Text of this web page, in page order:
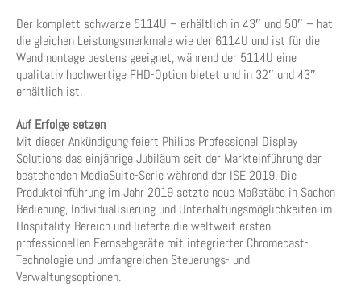
Der komplett schwarze 5114U – erhältlich in 43″ und 50″ – hat
die gleichen Leistungsmerkmale wie der 6114U und ist für die
Wandmontage bestens geeignet, während der 5114U eine
qualitativ hochwertige FHD-Option bietet und in 32″ und 43″
erhältlich ist.
Auf Erfolge setzen
Mit dieser Ankündigung feiert Philips Professional Display
Solutions das einjährige Jubiläum seit der Markteinführung der
bestehenden MediaSuite-Serie während der ISE 2019. Die
Produkteinführung im Jahr 2019 setzte neue Maßstäbe in Sachen
Bedienung, Individualisierung und Unterhaltungsmöglichkeiten im
Hospitality-Bereich und lieferte die weltweit ersten
professionellen Fernsehgeräte mit integrierter Chromecast-
Technologie und umfangreichen Steuerungs- und
Verwaltungsoptionen.